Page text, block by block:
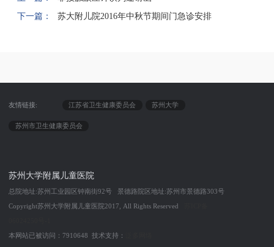
下一篇：
苏大附儿院2016年中秋节期间门急诊安排
友情链接: 江苏省卫生健康委员会 苏州大学
苏州市卫生健康委员会
苏州大学附属儿童医院
总院地址:苏州工业园区钟南街92号 景德路院区地址:苏州市景德路303号
Copyright苏州大学附属儿童医院2017, All Rights Reserved
本网站已被访问：7910648 技术支持：